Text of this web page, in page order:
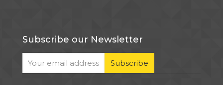
Subscribe our Newsletter